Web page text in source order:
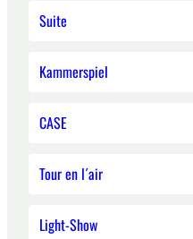
Suite
Kammerspiel
CASE
Tour en l´air
Light-Show